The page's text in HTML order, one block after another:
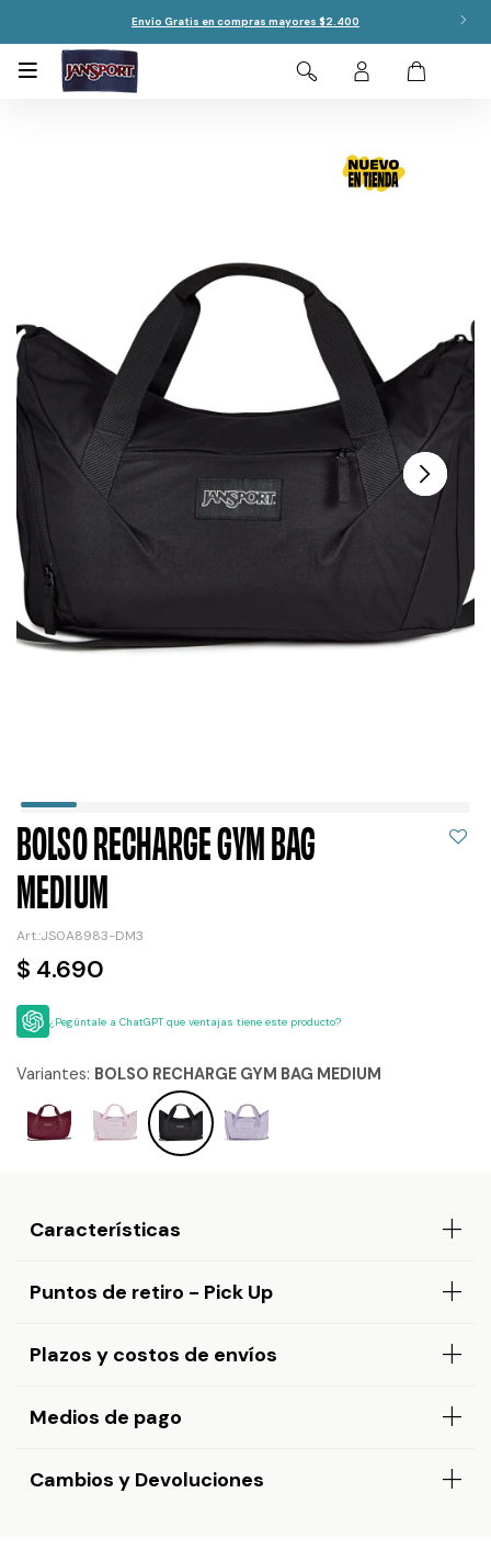
Envío Gratis en compras mayores $2.400

BOLSO RECHARGE GYM BAG
MEDIUM
JS0A8983-DM3
$ 4.690
¿Pegúntale a ChatGPT que ventajas tiene este producto?
Variantes: BOLSO RECHARGE GYM BAG MEDIUM
Características
Puntos de retiro - Pick Up
Plazos y costos de envíos
Medios de pago
Cambios y Devoluciones